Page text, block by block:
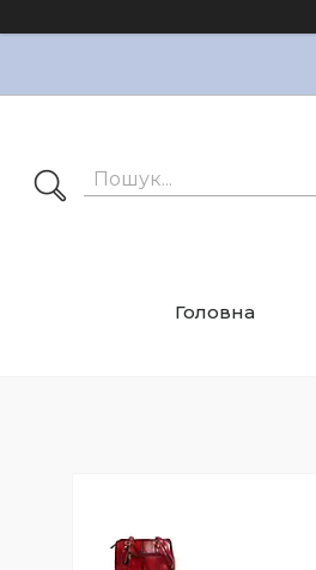
Головна